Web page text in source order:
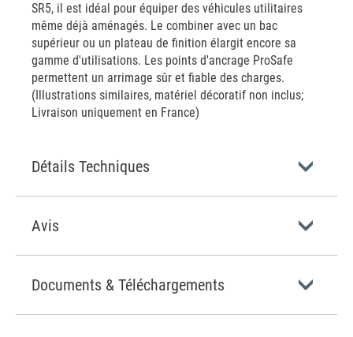
SR5, il est idéal pour équiper des véhicules utilitaires
même déjà aménagés. Le combiner avec un bac
supérieur ou un plateau de finition élargit encore sa
gamme d'utilisations. Les points d'ancrage ProSafe
permettent un arrimage sûr et fiable des charges.
(Illustrations similaires, matériel décoratif non inclus;
Livraison uniquement en France)
Détails Techniques
Avis
Documents & Téléchargements